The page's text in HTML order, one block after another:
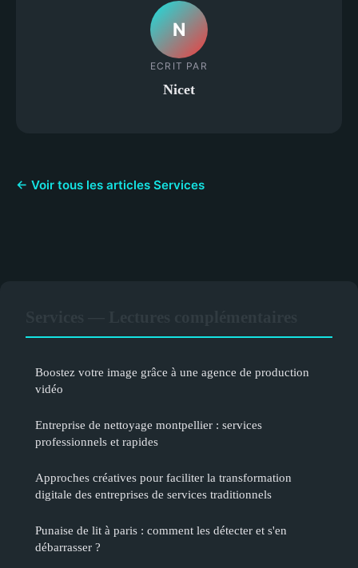
N
ECRIT PAR
Nicet
← Voir tous les articles Services
Boostez votre image grâce à une agence de production
vidéo
Entreprise de nettoyage montpellier : services
professionnels et rapides
Approches créatives pour faciliter la transformation
digitale des entreprises de services traditionnels
Punaise de lit à paris : comment les détecter et s'en
débarrasser ?